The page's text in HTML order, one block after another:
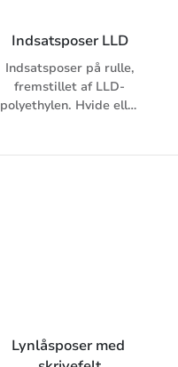
Indsatsposer LLD
Indsatsposer på rulle,
fremstillet af LLD-
polyethylen. Hvide eller
Lynlåsposer med